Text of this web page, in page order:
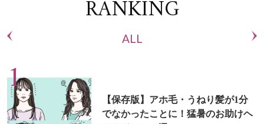
RANKING
ALL
【保存版】アホ毛・うねり髪が1分
でなかったことに！猛暑のお助けヘ